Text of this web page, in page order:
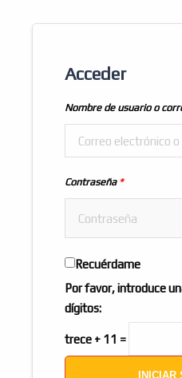
Acceder
Nombre de usuario o
Contraseña *
Recuérdame
Por favor, introduce
dígitos:
trece + 11 =
INICIAR